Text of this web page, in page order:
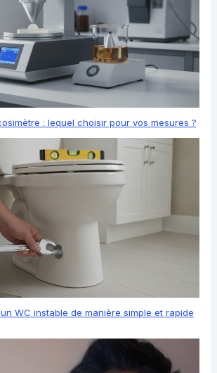
: lequel choisir pour vos mesures ?
WC instable de manière simple et rapide